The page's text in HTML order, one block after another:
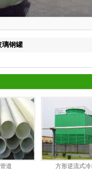
璃钢罐
道 方形逆流式